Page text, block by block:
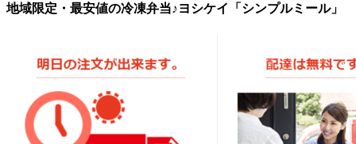
地域限定・最安値の冷凍弁当♪ヨシケイ「シンプルミール」